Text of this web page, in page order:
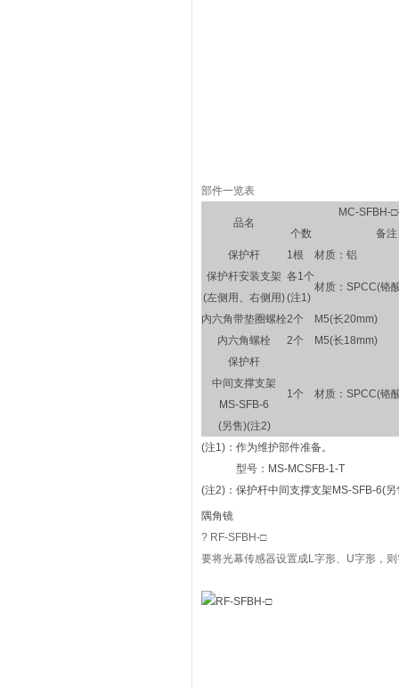
部件一览表
品名
MC-SFBH-
个数
备注
保护杆
1根
材质：铝
保护杆安装支架
(左侧用、右侧用)
各1个
(注1)
材质：SPCC(铬
内六角带垫圈螺栓2个
M5(长20mm)
内六角螺栓
2个
M5(长18mm)
保护杆
中间支撑支架
MS-SFB-6
(另售)(注2)
1个 材质：SPCC(铬
(注1)： 作为维护部件准备。
型号：MS-MCSFB-1-T
(注2)： 保护杆中间支撑支架MS-SFB-6(
隅角镜
? RF-SFBH-□
要将光幕传感器设置成L字形、U字形，